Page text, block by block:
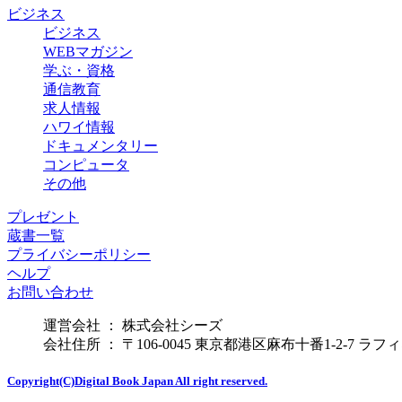
ビジネス
ビジネス
WEBマガジン
学ぶ・資格
通信教育
求人情報
ハワイ情報
ドキュメンタリー
コンピュータ
その他
プレゼント
蔵書一覧
プライバシーポリシー
ヘルプ
お問い合わせ
運営会社 ： 株式会社シーズ
会社住所 ： 〒106-0045 東京都港区麻布十番1-2-7 ラフ
Copyright(C)Digital Book Japan All right reserved.